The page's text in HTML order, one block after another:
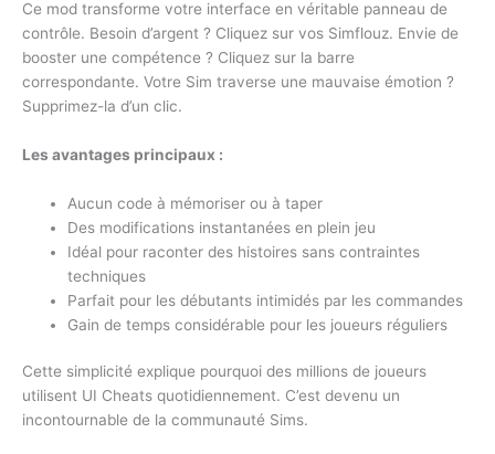
Ce mod transforme votre interface en véritable panneau de
contrôle. Besoin d’argent ? Cliquez sur vos Simflouz. Envie de
booster une compétence ? Cliquez sur la barre
correspondante. Votre Sim traverse une mauvaise émotion ?
Supprimez-la d’un clic.
Les avantages principaux :
Aucun code à mémoriser ou à taper
Des modifications instantanées en plein jeu
Idéal pour raconter des histoires sans contraintes
techniques
Parfait pour les débutants intimidés par les commandes
Gain de temps considérable pour les joueurs réguliers
Cette simplicité explique pourquoi des millions de joueurs
utilisent UI Cheats quotidiennement. C’est devenu un
incontournable de la communauté Sims.